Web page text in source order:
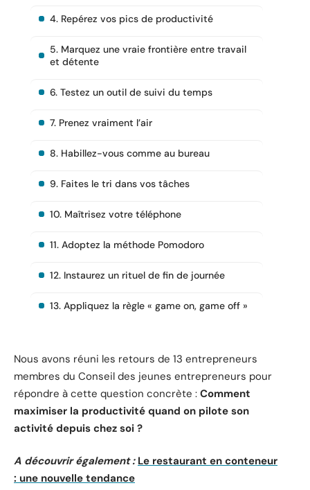
4. Repérez vos pics de productivité
5. Marquez une vraie frontière entre travail
et détente
6. Testez un outil de suivi du temps
7. Prenez vraiment l’air
8. Habillez-vous comme au bureau
9. Faites le tri dans vos tâches
10. Maîtrisez votre téléphone
11. Adoptez la méthode Pomodoro
12. Instaurez un rituel de fin de journée
13. Appliquez la règle « game on, game off »
Nous avons réuni les retours de 13 entrepreneurs
membres du Conseil des jeunes entrepreneurs pour
répondre à cette question concrète : Comment
maximiser la productivité quand on pilote son
activité depuis chez soi ?
A découvrir également : Le restaurant en conteneur
: une nouvelle tendance